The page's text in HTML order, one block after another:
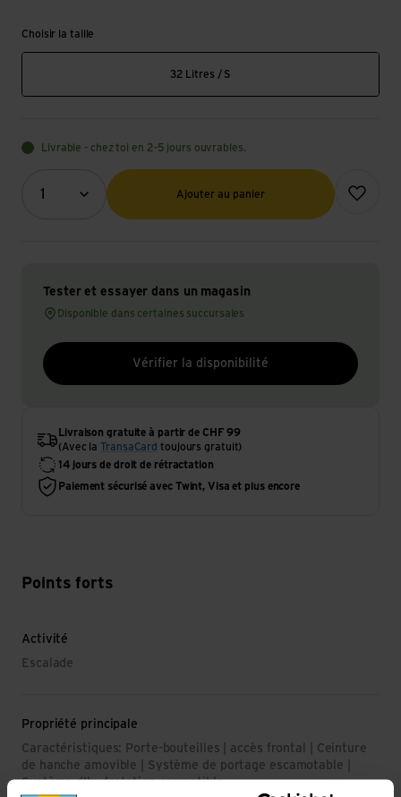
Choisir la taille
32 Litres / S
Livrable - chez toi en 2-5 jours ouvrables.
1
Quantité (optionnel)
Ajouter au panier
Ajouter à
Tester et essayer dans un magasin
Disponible dans certaines succursales
Vérifier la disponibilité
Livraison gratuite à partir de CHF 99
(Avec la
TransaCard toujours gratuit)
14 jours de droit de rétractation
Paiement sécurisé avec Twint, Visa et plus encore
Points forts
Activité
Escalade
Propriété principale
Caractéristiques: Porte-bouteilles | accès frontal | Ceinture
de hanche amovible | Système de portage escamotable |
Système d'hydratation compatible